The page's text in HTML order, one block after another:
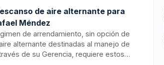
de aire alternante para
Méndez
de arrendamiento, sin opción de
alternante destinadas al manejo de
de su Gerencia, requiere estos